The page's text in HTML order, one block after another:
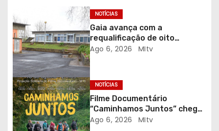
d
e
a
r
t
i
NOTÍCIAS
Gaia avança com a
requalificação de oito
escolas prioritárias
Ago 6, 2026 MItv
NOTÍCIAS
Filme Documentário
“Caminhamos Juntos” chega
ao Auditório do C.E.R. Vagos
Ago 6, 2026 MItv